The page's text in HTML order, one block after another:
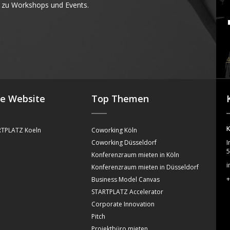
Workshops und Events.
Website
Koeln
Top Themen
Coworking Köln
Coworking Düsseldorf
Konferenzraum mieten in Köln
Konferenzraum mieten in Düsseldorf
Business Model Canvas
STARTPLATZ Accelerator
Corporate Innovation
Pitch